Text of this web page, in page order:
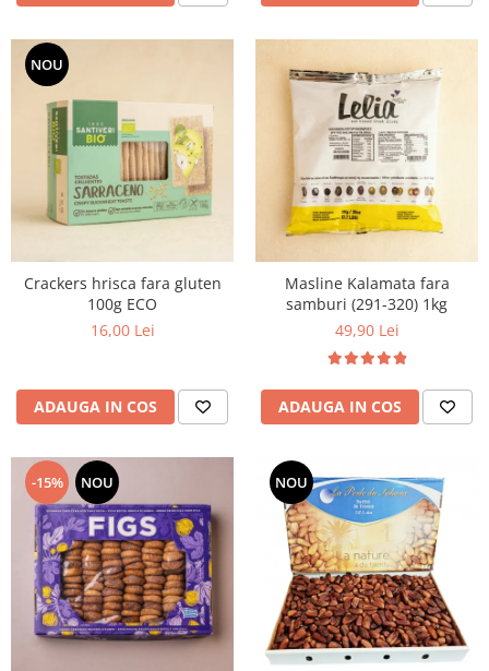
NOU
Crackers hrisca fara gluten
100g ECO
16,00 Lei
ADAUGA IN COS
Masline Kalamata fara
samburi (291-320) 1kg
49,90 Lei
ADAUGA IN COS
-15% NOU NOU